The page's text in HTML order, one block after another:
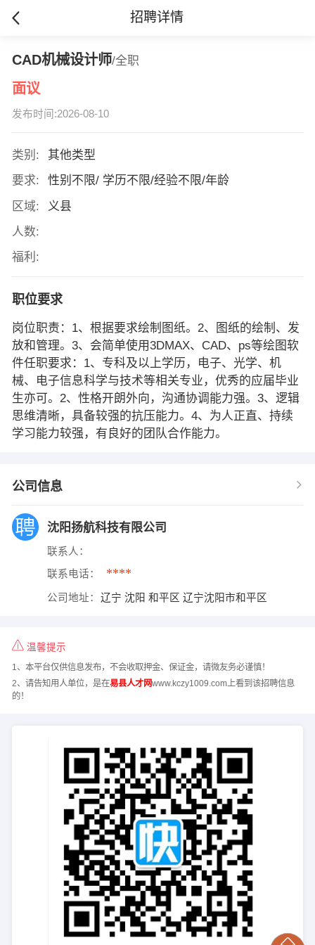
招聘详情
CAD机械设计师/全职
面议
发布时间:2026-08-10
类别:
其他类型
要求:
性别不限/ 学历不限/经验不限/年龄
区域:
义县
人数:
福利:
职位要求
岗位职责：1、根据要求绘制图纸。2、图纸的绘制、发
放和管理。3、会简单使用3DMAX、CAD、ps等绘图软
件任职要求：1、专科及以上学历，电子、光学、机
械、电子信息科学与技术等相关专业，优秀的应届毕业
生亦可。2、性格开朗外向，沟通协调能力强。3、逻辑
思维清晰，具备较强的抗压能力。4、为人正直、持续
学习能力较强，有良好的团队合作能力。
公司信息
沈阳扬航科技有限公司
联系人：
联系电话： ****
公司地址： 辽宁 沈阳 和平区 辽宁沈阳市和平区
温馨提示
1、本平台仅供信息发布，不会收取押金、保证金，请微友务必谨慎！
2、请告知用人单位，是在易县人才网www.kczy1009.com上看到该招聘信息
的！